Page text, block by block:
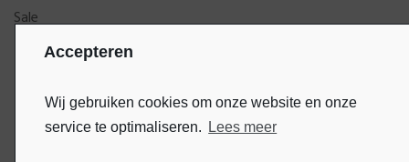
Accepteren
Wij gebruiken cookies om onze website en onze
service te optimaliseren.
Lees meer
Sale